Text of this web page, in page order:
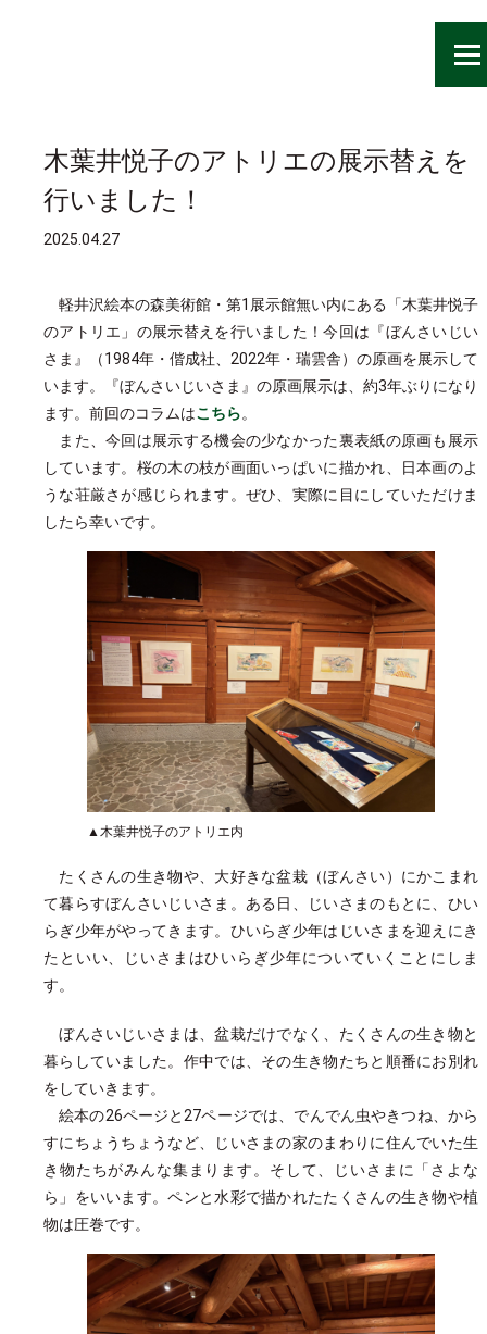
学芸員コラム
木葉井悦子のアトリエの展示替えを
行いました！
2025.04.27
軽井沢絵本の森美術館・第1展示館無い内にある「木葉井悦子
のアトリエ」の展示替えを行いました！今回は『ぼんさいじい
さま』（1984年・偕成社、2022年・瑞雲舎）の原画を展示して
います。『ぼんさいじいさま』の原画展示は、約3年ぶりになり
ます。前回のコラムはこちら。
また、今回は展示する機会の少なかった裏表紙の原画も展示
しています。桜の木の枝が画面いっぱいに描かれ、日本画のよ
うな荘厳さが感じられます。ぜひ、実際に目にしていただけま
したら幸いです。
▲木葉井悦子のアトリエ内
たくさんの生き物や、大好きな盆栽（ぼんさい）にかこまれ
て暮らすぼんさいじいさま。ある日、じいさまのもとに、ひい
らぎ少年がやってきます。ひいらぎ少年はじいさまを迎えにき
たといい、じいさまはひいらぎ少年についていくことにしま
す。
ぼんさいじいさまは、盆栽だけでなく、たくさんの生き物と
暮らしていました。作中では、その生き物たちと順番にお別れ
をしていきます。
絵本の26ページと27ページでは、でんでん虫やきつね、から
すにちょうちょうなど、じいさまの家のまわりに住んでいた生
き物たちがみんな集まります。そして、じいさまに「さよな
ら」をいいます。ペンと水彩で描かれたたくさんの生き物や植
物は圧巻です。